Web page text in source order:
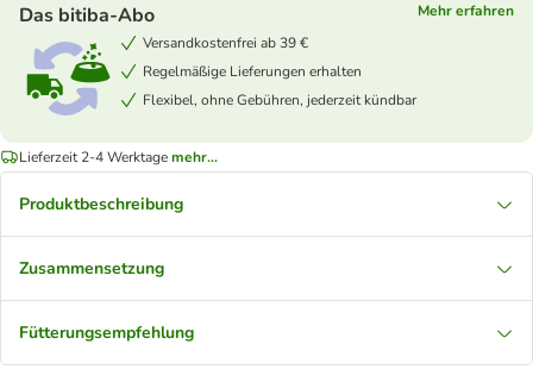
Das bitiba-Abo
Mehr erfahren
Versandkostenfrei ab 39 €
Regelmäßige Lieferungen erhalten
Flexibel, ohne Gebühren, jederzeit kündbar
Lieferzeit 2-4 Werktagemehr...
Produktbeschreibung
Zusammensetzung
Fütterungsempfehlung